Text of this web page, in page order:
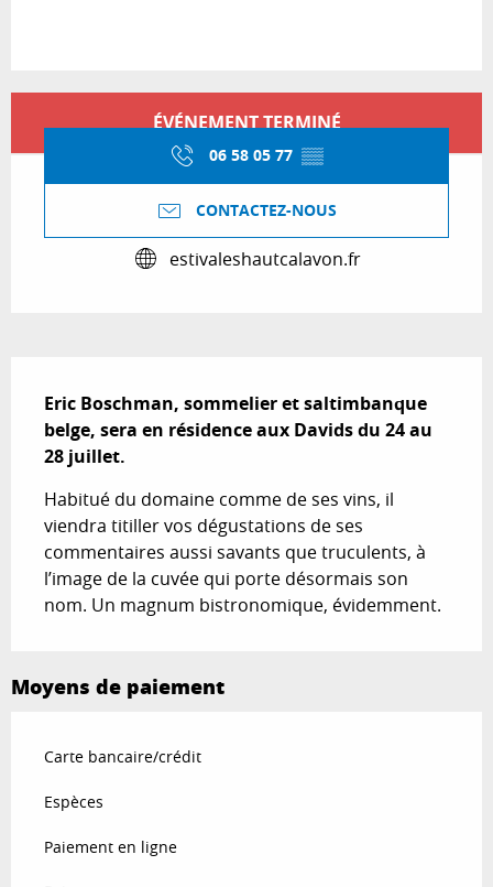
Ouverture et coordonnées
ÉVÉNEMENT TERMINÉ
06 58 05 77 ▒▒
CONTACTEZ-NOUS
estivaleshautcalavon.fr
Eric Boschman, sommelier et saltimbanque
belge, sera en résidence aux Davids du 24 au
28 juillet.
Habitué du domaine comme de ses vins, il
viendra titiller vos dégustations de ses
commentaires aussi savants que truculents, à
l’image de la cuvée qui porte désormais son
nom. Un magnum bistronomique, évidemment.
Moyens de paiement
Carte bancaire/crédit
Espèces
Paiement en ligne